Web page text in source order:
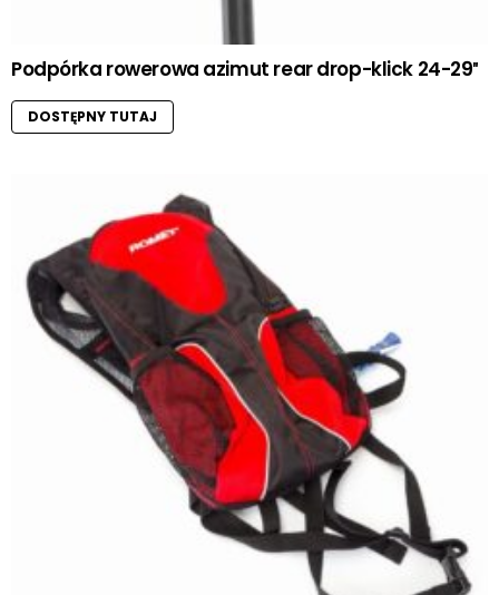
Podpórka rowerowa azimut rear drop-klick 24-29″
DOSTĘPNY TUTAJ